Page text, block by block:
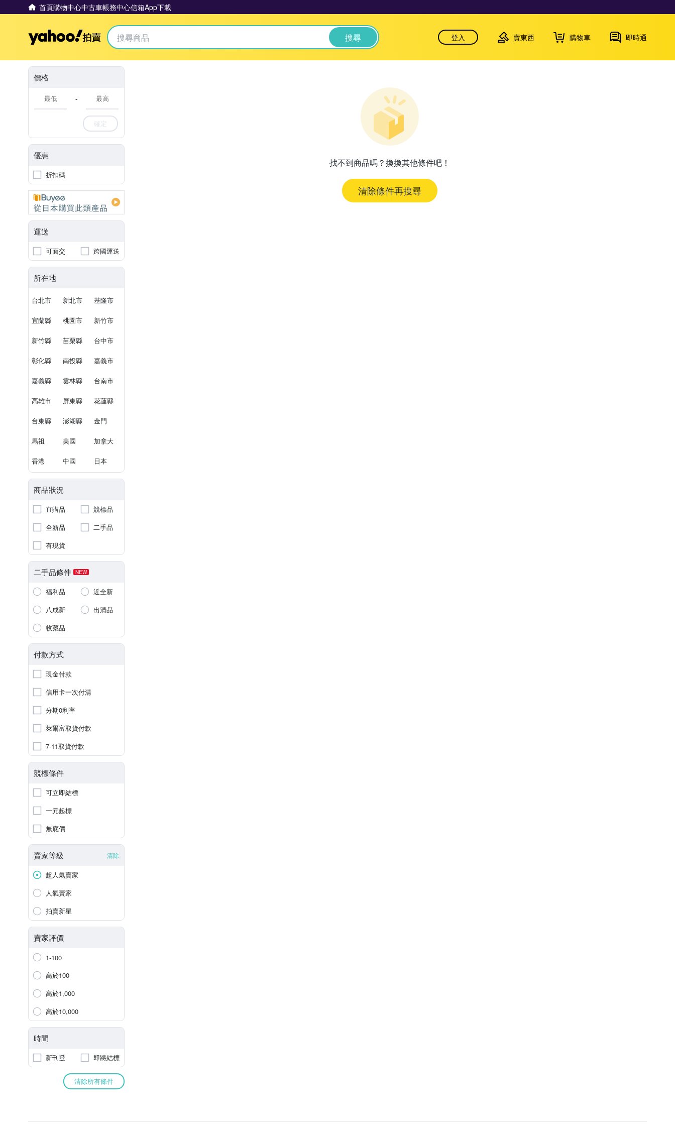
首頁購物中心中古車帳務中心信箱App下載
Yahoo拍賣 搜尋 登入 賣東西 購物車 即時通
價格
-
確定
優惠
折扣碼
運送
可面交 跨國運送
所在地
台北市 新北市 基隆市
宜蘭縣 桃園市 新竹市
新竹縣 苗栗縣 台中市
彰化縣 南投縣 嘉義市
嘉義縣 雲林縣 台南市
高雄市 屏東縣 花蓮縣
台東縣 澎湖縣 金門
馬祖 美國 加拿大
香港 中國 日本
商品狀況
直購品
競標品
全新品
二手品
有現貨
二手品條件 NEW
福利品
近全新
八成新
出清品
收藏品
付款方式
現金付款
信用卡一次付清
分期0利率
萊爾富取貨付款
7-11取貨付款
競標條件
可立即結標
一元起標
無底價
賣家等級 清除
超人氣賣家
人氣賣家
拍賣新星
賣家評價
1-100
高於100
高於1,000
高於10,000
時間
新刊登 即將結標
清除所有條件
找不到商品嗎？換換其他條件吧！
清除條件再搜尋